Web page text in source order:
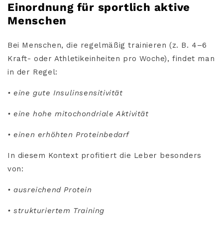
Einordnung für sportlich aktive
Menschen
Bei Menschen, die regelmäßig trainieren (z. B. 4–6
Kraft- oder Athletikeinheiten pro Woche), findet man
in der Regel:
• eine gute Insulinsensitivität
• eine hohe mitochondriale Aktivität
• einen erhöhten Proteinbedarf
In diesem Kontext profitiert die Leber besonders
von:
• ausreichend Protein
• strukturiertem Training